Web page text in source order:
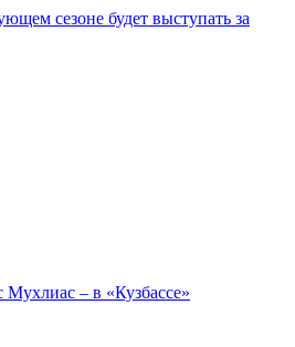
сезоне будет выступать за
– в «Кузбассе»